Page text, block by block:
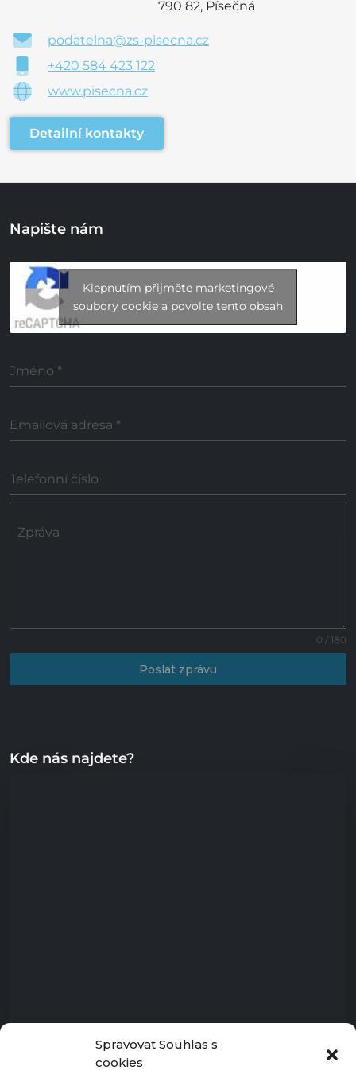
Spravovat Souhlas s
cookies
790 82, Písečná
podatelna@zs-pisecna.cz
+420 584 423 122
www.pisecna.cz
Detailní kontakty
Napište nám
Klepnutím přijměte marketingové
soubory cookie a povolte tento obsah
Jméno *
Emailová adresa *
Telefonní číslo
Zpráva
0 / 180
Poslat zprávu
Kde nás najdete?